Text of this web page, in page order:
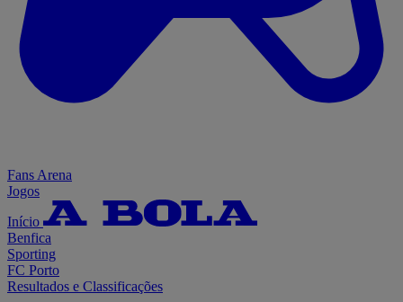
Fans Arena
Jogos
Início
Benfica
Sporting
FC Porto
Resultados e Classificações